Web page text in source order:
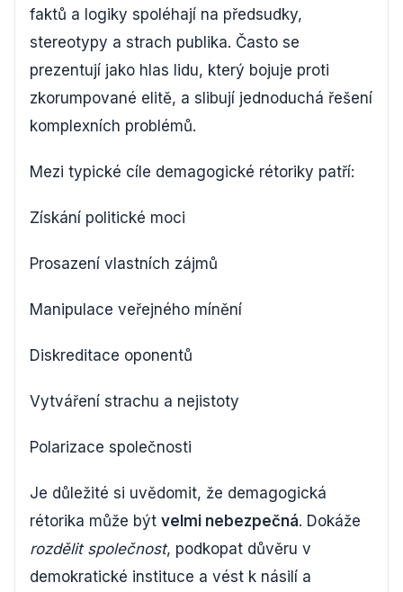
faktů a logiky spoléhají na předsudky,
stereotypy a strach publika. Často se
prezentují jako hlas lidu, který bojuje proti
zkorumpované elitě, a slibují jednoduchá řešení
komplexních problémů.
Mezi typické cíle demagogické rétoriky patří:
Získání politické moci
Prosazení vlastních zájmů
Manipulace veřejného mínění
Diskreditace oponentů
Vytváření strachu a nejistoty
Polarizace společnosti
Je důležité si uvědomit, že demagogická
rétorika může být velmi nebezpečná. Dokáže
rozdělit společnost, podkopat důvěru v
demokratické instituce a vést k násilí a